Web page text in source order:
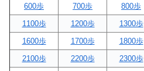
600歩
700歩 800歩
1100歩
1200歩 1300歩
1600歩
1700歩 1800歩
2100歩
2200歩 2300歩